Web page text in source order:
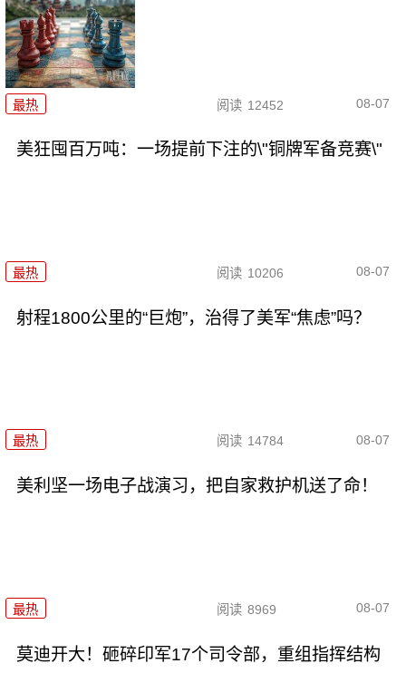
最热 阅读 12452 08-07
美狂囤百万吨：一场提前下注的\"铜牌军备竞赛\"
最热 阅读 10206 08-07
射程1800公里的“巨炮”，治得了美军“焦虑”吗？
最热 阅读 14784 08-07
美利坚一场电子战演习，把自家救护机送了命！
最热 阅读 8969 08-07
莫迪开大！砸碎印军17个司令部，重组指挥结构